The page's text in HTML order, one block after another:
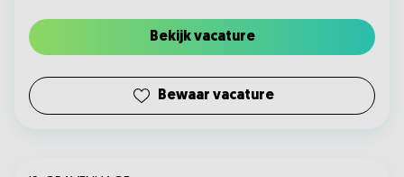
Bekijk vacature
Bewaar vacature